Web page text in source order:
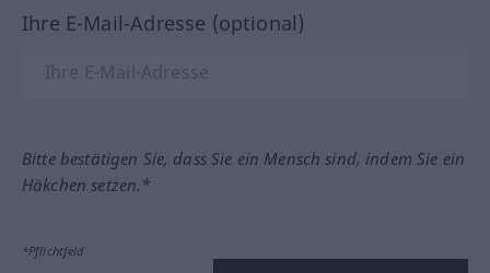
Ihre E-Mail-Adresse (optional)
Bitte bestätigen Sie, dass Sie ein Mensch sind, indem Sie ein
Häkchen setzen.*
*Pflichtfeld